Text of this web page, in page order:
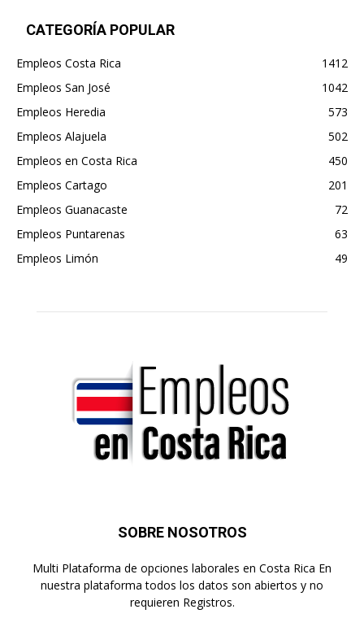
CATEGORÍA POPULAR
Empleos Costa Rica
1412
Empleos San José
1042
Empleos Heredia
573
Empleos Alajuela
502
Empleos en Costa Rica
450
Empleos Cartago
201
Empleos Guanacaste
72
Empleos Puntarenas
63
Empleos Limón
49
SOBRE NOSOTROS
Multi Plataforma de opciones laborales en Costa Rica En
nuestra plataforma todos los datos son abiertos y no
requieren Registros.